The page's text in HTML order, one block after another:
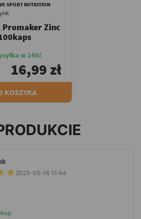
SPORT NUTRITION
Promaker Zinc
w 24h!
16,99 zł
KOSZYKA
2025-05-16 11:44